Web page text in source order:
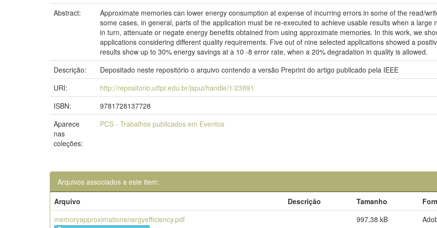
Abstract:
Approximate memories can lower energy consumption at expense of incurring errors in some of the read/
some cases, in general, parts of the application must be re-executed to achieve usable results when a
in turn, attenuate or negate energy benefits obtained from using approximate memories. In this work, we
applications considering different quality requirements. Five out of nine selected applications showed a
results show up to 30% energy savings at a 10 -8 error rate, when a 20% degradation in quality is allowed.
Descrição:
Depositado neste repositório o arquivo contendo a versão Preprint do artigo publicado pela IEEE
URI:
http://repositorio.utfpr.edu.br/jspui/handle/1/23891
ISBN:
9781728137728
Aparece
nas
coleções:
PCS - Trabalhos publicados em Eventos
Arquivos associados a este item:
Arquivo
Descrição Tamanho
memoryapproximationenergyefficiency.pdf
997,38 kB